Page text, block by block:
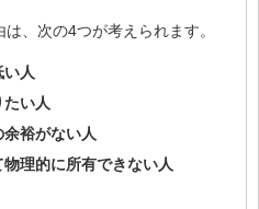
、次の4つが考えられます。
い人
い人
裕がない人
理的に所有できない人